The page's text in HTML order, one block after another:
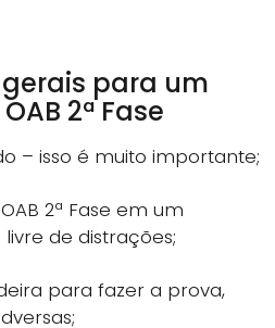
para um
2ª Fase
– isso é muito importante;
2ª Fase em um
de distrações;
para fazer a prova,